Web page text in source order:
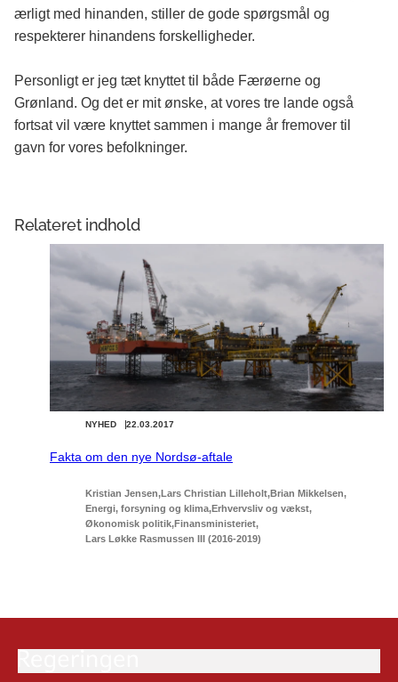
ærligt med hinanden, stiller de gode spørgsmål og
respekterer hinandens forskelligheder.
Personligt er jeg tæt knyttet til både Færøerne og
Grønland. Og det er mit ønske, at vores tre lande også
fortsat vil være knyttet sammen i mange år fremover til
gavn for vores befolkninger.
Relateret indhold
22.03.2017
NYHED
Fakta om den nye Nordsø-aftale
Kristian Jensen Lars Christian Lilleholt Brian Mikkelsen
Energi, forsyning og klima Erhvervsliv og vækst
Økonomisk politik Finansministeriet
Lars Løkke Rasmussen III (2016-2019)